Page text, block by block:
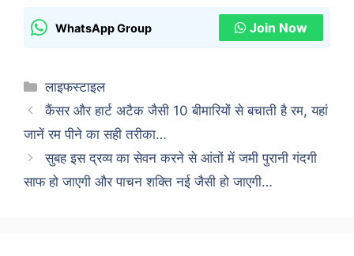
WhatsApp Group Join Now
Categories
लाइफस्टाइल
कैंसर और हार्ट अटैक जैसी 10 बीमारियों से बचाती है रम, यहां
जानें रम पीने का सही तरीका…
सुबह इस द्रव्य का सेवन करने से आंतों में जमी पुरानी गंदगी
साफ हो जाएगी और पाचन शक्ति नई जैसी हो जाएगी…